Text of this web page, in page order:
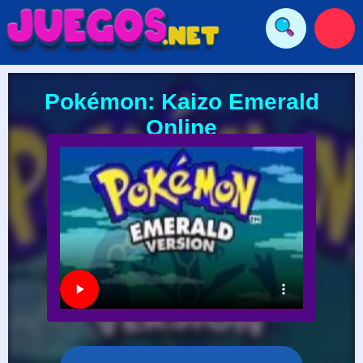
Pokémon: Kaizo Emerald
Online